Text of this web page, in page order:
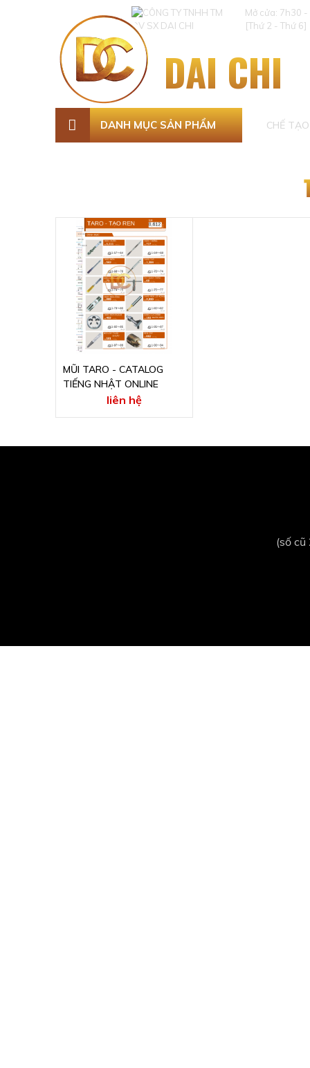
Mở cửa: 7h30
[Thứ 2 - Thứ 6]
DAI CHI
DANH MỤC SẢN PHẨM CHẾ
MŨI TARO - CATALOG
TIẾNG NHẬT ONLINE
liên hệ
(số cũ